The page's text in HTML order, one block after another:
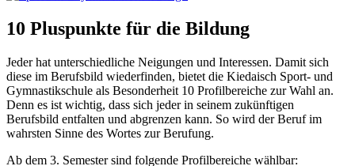
10 Pluspunkte für die Bildung
Jeder hat unterschiedliche Neigungen und Interessen. Damit sich
diese im Berufsbild wiederfinden, bietet die Kiedaisch Sport- und
Gymnastikschule als Besonderheit 10 Profilbereiche zur Wahl an.
Denn es ist wichtig, dass sich jeder in seinem zukünftigen
Berufsbild entfalten und abgrenzen kann. So wird der Beruf im
wahrsten Sinne des Wortes zur Berufung.
Ab dem 3. Semester sind folgende Profilbereiche wählbar: